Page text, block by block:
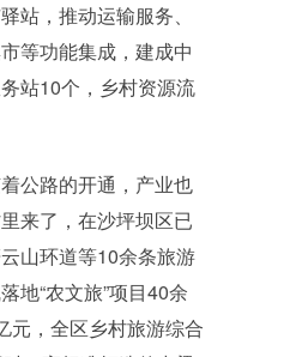
站，推动运输服务、
等功能集成，建成中
站10个，乡村资源流
公路的开通，产业也
来了，在沙坪坝区已
山环道等10余条旅游
地“农文旅”项目40余
元，全区乡村旅游综合